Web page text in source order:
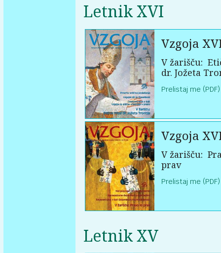
Letnik XVI
Vzgoja
V žarišču:
dr. Jožeta
Prelistaj me (PDF)
Vzgoja
V žarišču:
prav
Prelistaj me (PDF)
Letnik XV